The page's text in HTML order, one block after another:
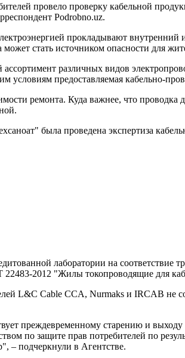
провело проверку кабельной
Podrobno.uz.
прокладывают
может стать источником опасности для
различных видов
условиям предоставляемая кабельно-
ремонта. Куда важнее, что
была проведена экспертиза
лаборатории на соответствие
2012 "Жилы токопроводящие для
L&C Cable CCA, Nurmaks и IRCAB не
преждевременному старению и
по защите прав потребителей по
– подчеркнули в Агентстве.